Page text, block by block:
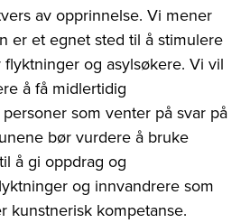
av opprinnelse. Vi mener
er et egnet sted til å stimulere
og asylsøkere. Vi vil
å få midlertidig
som venter på svar på
bør vurdere å bruke
å gi oppdrag og
og innvandrere som
kunstnerisk kompetanse.